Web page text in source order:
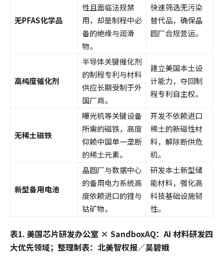
无PFAS化学品
性且面临法规禁
用，却是制程中必
备的绝缘与润滑
物。
快速筛选无污染
替代品，确保晶
圆厂合规营运。
高纯度催化剂
半导体关键催化剂
的制程专利与材料
供应长期受制于外
国厂商。
建立美国本土设
计能力，夺回制
程专利自主权。
无稀土磁铁
曝光机等关键设备
所需的磁铁，高度
仰赖中国单一垄断
的稀土元素。
开发不依赖进口
稀土的新磁性材
料，解除断供危
机。
新型备用电池
晶圆厂与数据中心
的备用电力系统高
度依赖进口的锂与
钴矿物。
研发本土新型储
能材料，强化高
科技基础设施韧
性。
表1. 美国芯片研发办公室 × SandboxAQ：AI 材料研发四
大优先领域；整理制表：北美智权报／吴碧娥